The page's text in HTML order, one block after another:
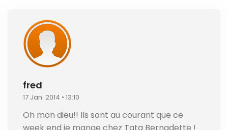
fred
17 Jan. 2014 • 13:10
Oh mon dieu!! Ils sont au courant que ce